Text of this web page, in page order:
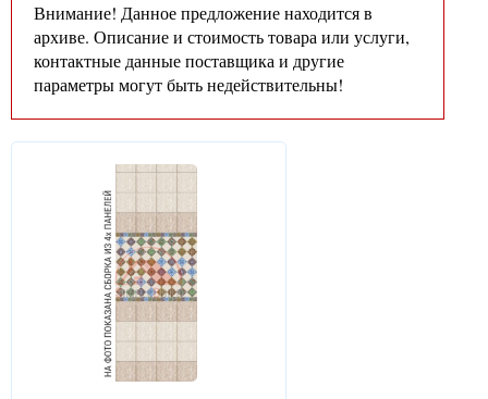
Внимание! Данное предложение находится в
архиве. Описание и стоимость товара или услуги,
контактные данные поставщика и другие
параметры могут быть недействительны!